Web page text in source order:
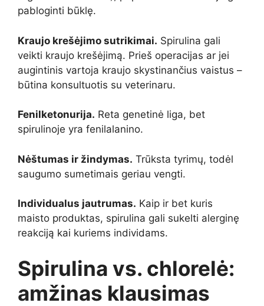
pabloginti būklę.
Kraujo krešėjimo sutrikimai. Spirulina gali
veikti kraujo krešėjimą. Prieš operacijas ar jei
augintinis vartoja kraujo skystinančius vaistus –
būtina konsultuotis su veterinaru.
Fenilketonurija. Reta genetinė liga, bet
spirulinoje yra fenilalanino.
Nėštumas ir žindymas. Trūksta tyrimų, todėl
saugumo sumetimais geriau vengti.
Individualus jautrumas. Kaip ir bet kuris
maisto produktas, spirulina gali sukelti alerginę
reakciją kai kuriems individams.
Spirulina vs. chlorelė:
amžinas klausimas